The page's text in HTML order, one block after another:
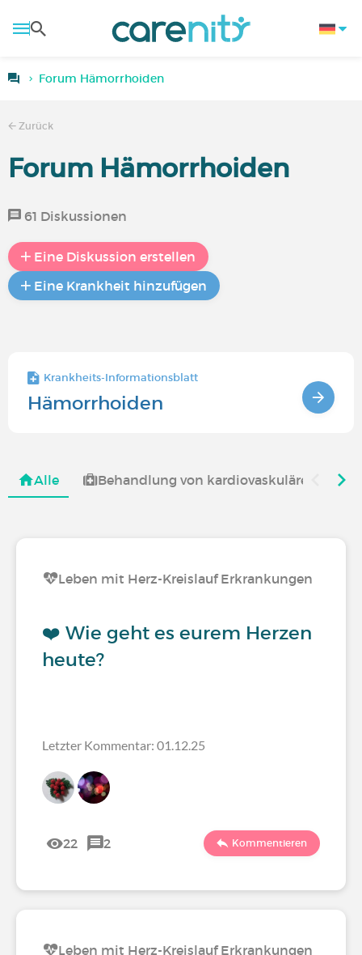
Forum Hämorrhoiden
Zurück
Forum Hämorrhoiden
61 Diskussionen
Eine Diskussion erstellen
Eine Krankheit hinzufügen
Krankheits-Informationsblatt
Hämorrhoiden
Alle Behandlung von kardiovaskulären
Leben mit Herz-Kreislauf Erkrankungen
❤️ Wie geht es eurem Herzen
heute?
Letzter Kommentar: 01.12.25
22 2 Kommentieren
Leben mit Herz-Kreislauf Erkrankungen